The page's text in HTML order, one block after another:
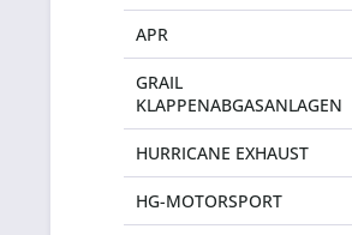
APR
GRAIL
KLAPPENABGASANLAGEN
HURRICANE EXHAUST
HG-MOTORSPORT